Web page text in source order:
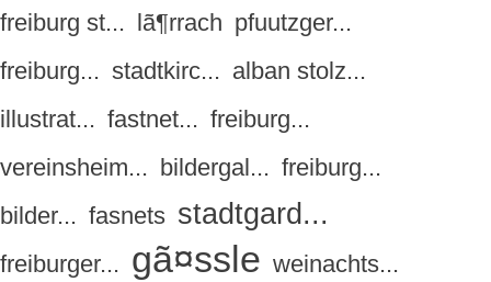
freiburg st... lã¶rrach pfuutzger...
freiburg... stadtkirc... alban stolz...
illustrat... fastnet... freiburg...
vereinsheim... bildergal... freiburg...
bilder... fasnets stadtgard...
freiburger... gã¤ssle weinachts...